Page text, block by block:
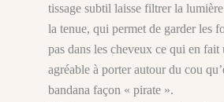
tissage subtil laisse filtrer la
la tenue, qui permet de garder les
pas dans les cheveux ce qui en fait
agréable à porter autour du cou
bandana façon « pirate ».